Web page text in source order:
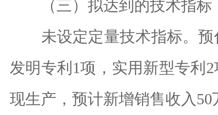
（三）拟达到的技术指标
未设定定量技术指标。预
发明专利1项，实用新型专利
现生产，预计新增销售收入50